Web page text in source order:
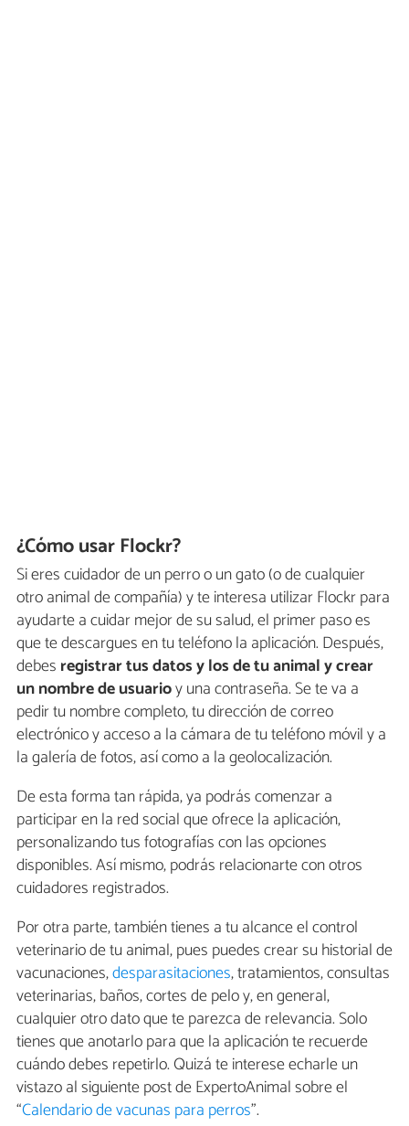
¿Cómo usar Flockr?
Si eres cuidador de un perro o un gato (o de cualquier
otro animal de compañía) y te interesa utilizar Flockr para
ayudarte a cuidar mejor de su salud, el primer paso es
que te descargues en tu teléfono la aplicación. Después,
debes registrar tus datos y los de tu animal y crear
un nombre de usuarioy una contraseña. Se te va a
pedir tu nombre completo, tu dirección de correo
electrónico y acceso a la cámara de tu teléfono móvil y a
la galería de fotos, así como a la geolocalización.
De esta forma tan rápida, ya podrás comenzar a
participar en la red social que ofrece la aplicación,
personalizando tus fotografías con las opciones
disponibles. Así mismo, podrás relacionarte con otros
cuidadores registrados.
Por otra parte, también tienes a tu alcance el control
veterinario de tu animal, pues puedes crear su historial de
vacunaciones,desparasitaciones, tratamientos, consultas
veterinarias, baños, cortes de pelo y, en general,
cualquier otro dato que te parezca de relevancia. Solo
tienes que anotarlo para que la aplicación te recuerde
cuándo debes repetirlo. Quizá te interese echarle un
vistazo al siguiente post de ExpertoAnimal sobre el
“Calendario de vacunas para perros”.